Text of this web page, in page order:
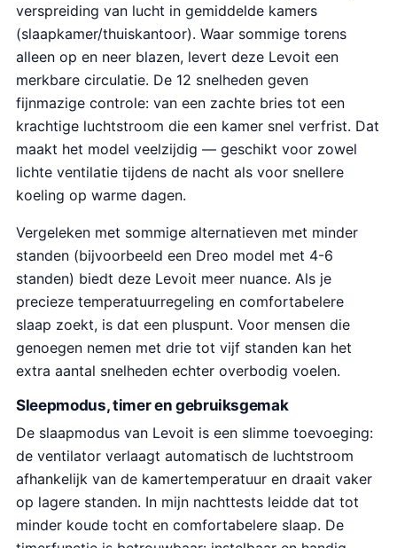
verspreiding van lucht in gemiddelde kamers
(slaapkamer/thuiskantoor). Waar sommige torens
alleen op en neer blazen, levert deze Levoit een
merkbare circulatie. De 12 snelheden geven
fijnmazige controle: van een zachte bries tot een
krachtige luchtstroom die een kamer snel verfrist. Dat
maakt het model veelzijdig — geschikt voor zowel
lichte ventilatie tijdens de nacht als voor snellere
koeling op warme dagen.
Vergeleken met sommige alternatieven met minder
standen (bijvoorbeeld een Dreo model met 4-6
standen) biedt deze Levoit meer nuance. Als je
precieze temperatuurregeling en comfortabelere
slaap zoekt, is dat een pluspunt. Voor mensen die
genoegen nemen met drie tot vijf standen kan het
extra aantal snelheden echter overbodig voelen.
Sleepmodus, timer en gebruiksgemak
De slaapmodus van Levoit is een slimme toevoeging:
de ventilator verlaagt automatisch de luchtstroom
afhankelijk van de kamertemperatuur en draait vaker
op lagere standen. In mijn nachttests leidde dat tot
minder koude tocht en comfortabelere slaap. De